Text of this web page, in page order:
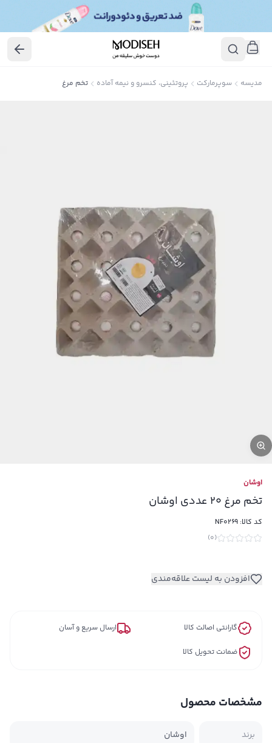
مدیسه سوپرمارکت پروتئینی، کنسرو و نیمه آماده تخم مرغ
اوشان
تخم مرغ 20 عددی اوشان
کد کالا: NF0269
(
0
)
افزودن به لیست علاقه‌مندی
گارانتی اصالت کالا ارسال سریع و آسان
ضمانت تحویل کالا
مشخصات محصول
برند اوشان